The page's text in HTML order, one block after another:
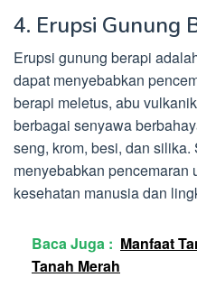
4. Erupsi Gunung
Erupsi gunung berapi
dapat menyebabkan
berapi meletus, abu
berbagai senyawa
seng, krom, besi, dan
menyebabkan pencemaran
kesehatan manusia dan
Baca Juga : Manfaat
Tanah Merah